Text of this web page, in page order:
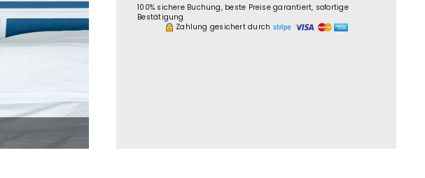
100% sichere Buchung, beste Preise garantiert, sofortige
Bestätigung
Zahlung gesichert durch